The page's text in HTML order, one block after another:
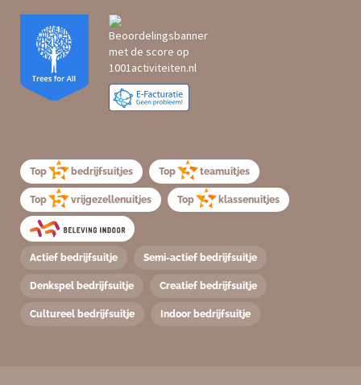
Top bedrijfsuitjes Top teamuitjes
Top vrijgezellenuitjes Top klassenuitjes
Actief bedrijfsuitje Semi-actief bedrijfsuitje
Denkspel bedrijfsuitje Creatief bedrijfsuitje
Cultureel bedrijfsuitje Indoor bedrijfsuitje